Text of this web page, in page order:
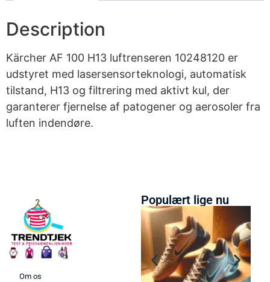
Description
Kärcher AF 100 H13 luftrenseren 10248120 er
udstyret med lasersensorteknologi, automatisk
tilstand, H13 og filtrering med aktivt kul, der
garanterer fjernelse af patogener og aerosoler fra
luften indendøre.
Om os
Populært lige nu